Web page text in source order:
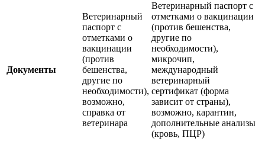
Документы
Ветеринарный
паспорт с
отметками о
вакцинации
(против
бешенства,
другие по
необходимости),
возможно,
справка от
ветеринара
Ветеринарный паспорт с
отметками о вакцинации
(против бешенства,
другие по
необходимости),
микрочип,
международный
ветеринарный
сертификат (форма
зависит от страны),
возможно, карантин,
дополнительные анализы
(кровь, ПЦР)